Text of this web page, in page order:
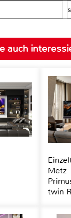
auch
Metz
twin R